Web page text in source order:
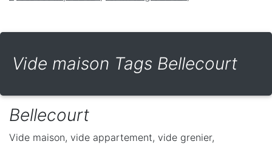
Vide maison Tags Bellecourt
Bellecourt
Vide maison, vide appartement, vide grenier,